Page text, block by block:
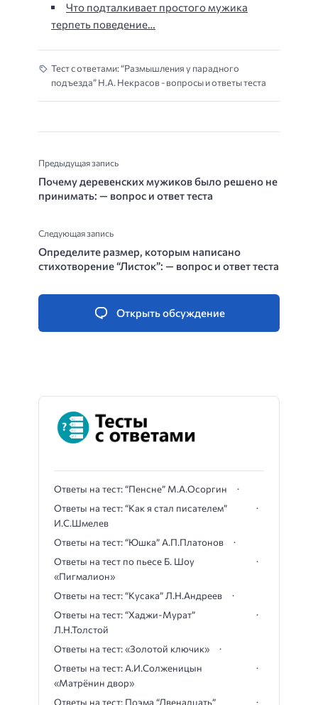
Что подталкивает простого мужика
терпеть поведение…
Тест с ответами: “Размышления у парадного
подъезда” Н.А. Некрасов - вопросы и ответы теста
Предыдущая запись
Почему деревенских мужиков было решено не
принимать: — вопрос и ответ теста
Следующая запись
Определите размер, которым написано
стихотворение “Листок”: — вопрос и ответ теста
Открыть обсуждение
Ответы на тест: “Пенсне” М.А.Осоргин
Ответы на тест: “Как я стал писателем”
И.С.Шмелев
Ответы на тест: “Юшка” А.П.Платонов
Ответы на тест по пьесе Б. Шоу
«Пигмалион»
Ответы на тест: “Кусака” Л.Н.Андреев
Ответы на тест: “Хаджи-Мурат”
Л.Н.Толстой
Ответы на тест: «Золотой ключик»
Ответы на тест: А.И.Солженицын
«Матрёнин двор»
Ответы на тест: Поэма “Двенадцать”